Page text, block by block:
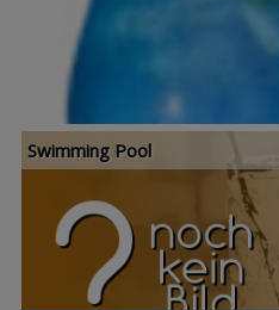
Swimming Pool